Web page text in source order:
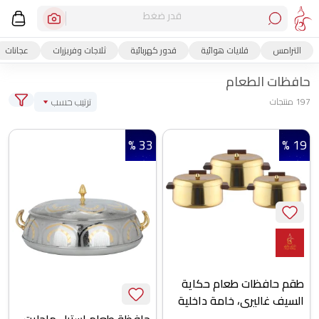
قدر ضغط
الترامس قلايات هوائية قدور كهربائية ثلاجات وفريزرات عجانات
حافظات الطعام
197 منتجات ترتيب حسب
طقم حافظات طعام حكاية
السيف غاليري، خامة داخلية
19 %
33 %